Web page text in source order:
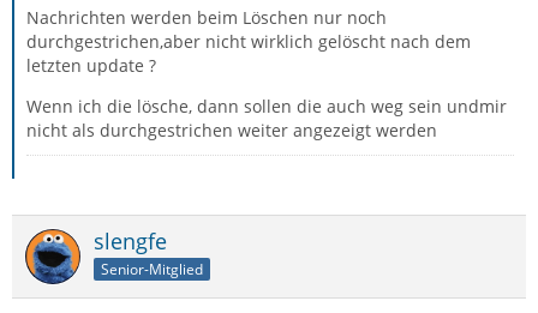
Nachrichten werden beim Löschen nur noch
durchgestrichen,aber nicht wirklich gelöscht nach dem
letzten update ?
Wenn ich die lösche, dann sollen die auch weg sein undmir
nicht als durchgestrichen weiter angezeigt werden
slengfe
Senior-Mitglied